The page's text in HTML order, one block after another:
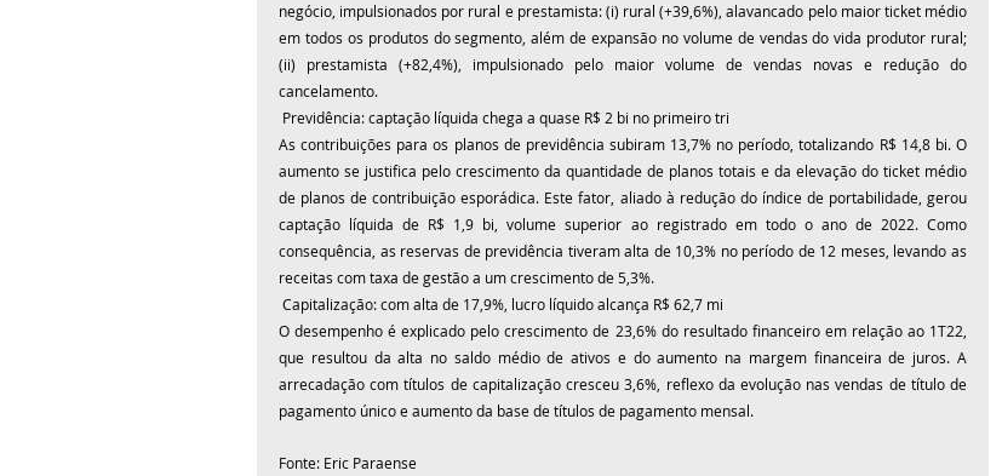
negócio, impulsionados por rural e prestamista: (i) rural (+39,6%), alavancado pelo maior ticket médio
em todos os produtos do segmento, além de expansão no volume de vendas do vida produtor rural;
(ii) prestamista (+82,4%), impulsionado pelo maior volume de vendas novas e redução do
cancelamento.
Previdência: captação líquida chega a quase R$ 2 bi no primeiro tri
As contribuições para os planos de previdência subiram 13,7% no período, totalizando R$ 14,8 bi. O
aumento se justifica pelo crescimento da quantidade de planos totais e da elevação do ticket médio
de planos de contribuição esporádica. Este fator, aliado à redução do índice de portabilidade, gerou
captação líquida de R$ 1,9 bi, volume superior ao registrado em todo o ano de 2022. Como
consequência, as reservas de previdência tiveram alta de 10,3% no período de 12 meses, levando as
receitas com taxa de gestão a um crescimento de 5,3%.
Capitalização: com alta de 17,9%, lucro líquido alcança R$ 62,7 mi
O desempenho é explicado pelo crescimento de 23,6% do resultado financeiro em relação ao 1T22,
que resultou da alta no saldo médio de ativos e do aumento na margem financeira de juros. A
arrecadação com títulos de capitalização cresceu 3,6%, reflexo da evolução nas vendas de título de
pagamento único e aumento da base de títulos de pagamento mensal.
Fonte: Eric Paraense